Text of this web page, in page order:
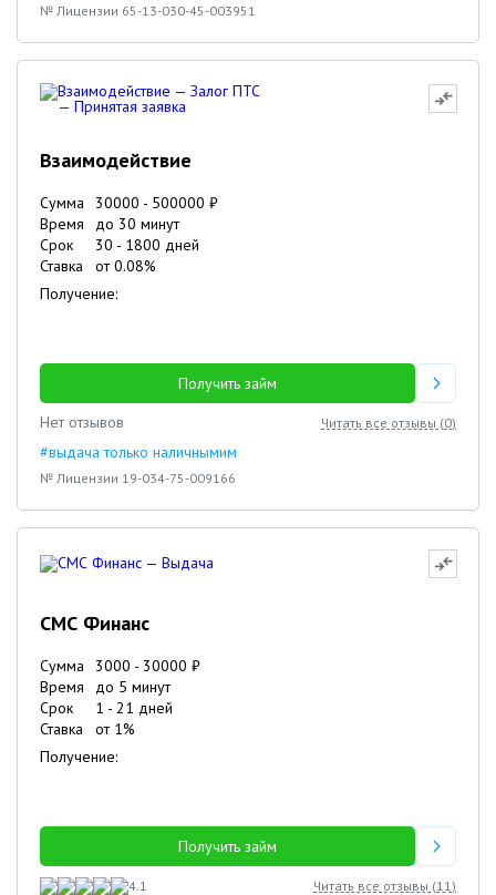
№ Лицензии 65-13-030-45-003951
Взаимодействие
Сумма 30000 - 500000 ₽
Время
до 30 минут
Срок
30 - 1800 дней
Ставка
от0.08%
Получение:
Получить займ
Нет отзывов
Читать все отзывы (0)
#выдача только наличнымим
№ Лицензии 19-034-75-009166
СМС Финанс
Сумма 3000 - 30000 ₽
Время
до 5 минут
Срок
1 - 21 дней
Ставка
от 1%
Получение:
Получить займ
4.1 Читать все отзывы (11)